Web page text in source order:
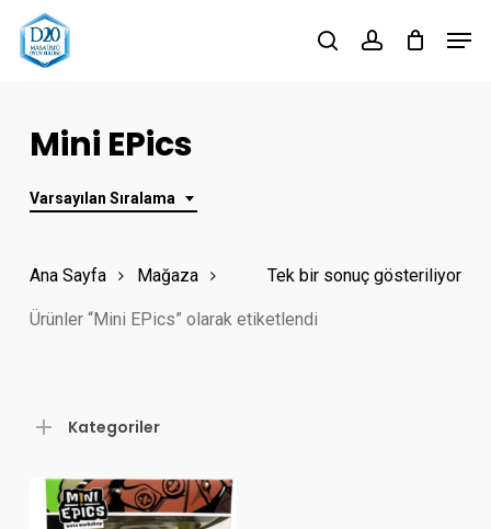
Skip
searchaccount
Mini EPics
Varsayılan Sıralama
Tek bir sonuç gösteriliyor
Ana Sayfa Mağaza
Ürünler “Mini EPics” olarak etiketlendi
Kategoriler